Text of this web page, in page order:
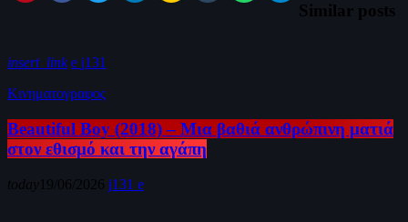
Similar posts
insert_link
131
Κινηματογραφος
Beautiful Boy (2018) – Μια βαθιά ανθρώπινη ματιά
στον εθισμό και την αγάπη
today 19/06/2026 131